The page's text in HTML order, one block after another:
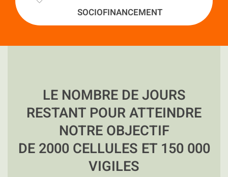
SOCIOFINANCEMENT
LE NOMBRE DE JOURS
RESTANT POUR ATTEINDRE
NOTRE OBJECTIF
DE 2000 CELLULES ET 150 000
VIGILES